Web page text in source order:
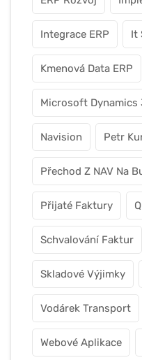
Integrace ERP It
Kmenová Data ERP
Microsoft Dynamics
Navision Petr
Přechod Z NAV Na
Přijaté Faktury
Schvalování Faktur
Skladové Výjimky
Vodárek Transport
Webové Aplikace